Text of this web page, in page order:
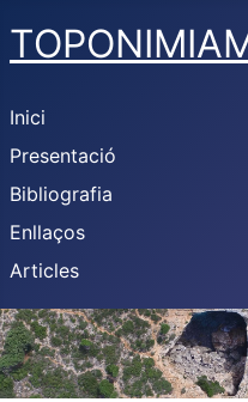
Inici
Presentació
Bibliografia
Enllaços
Articles